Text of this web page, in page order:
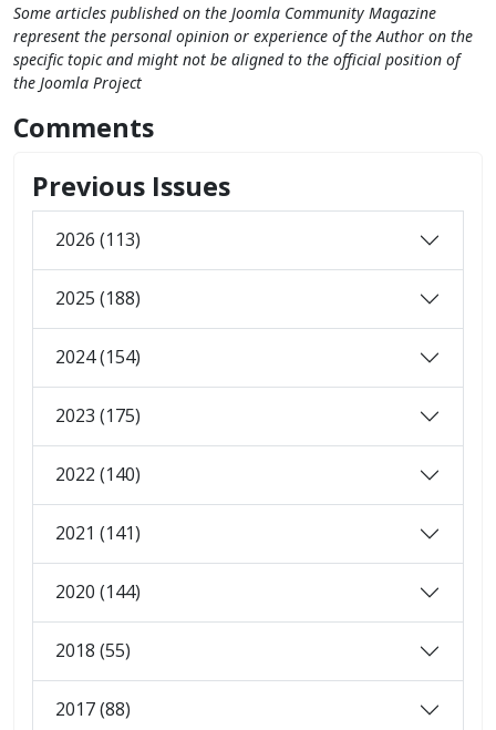
Some articles published on the Joomla Community Magazine
represent the personal opinion or experience of the Author on the
specific topic and might not be aligned to the official position of
the Joomla Project
Comments
Previous Issues
2026 (113)
2025 (188)
2024 (154)
2023 (175)
2022 (140)
2021 (141)
2020 (144)
2018 (55)
2017 (88)